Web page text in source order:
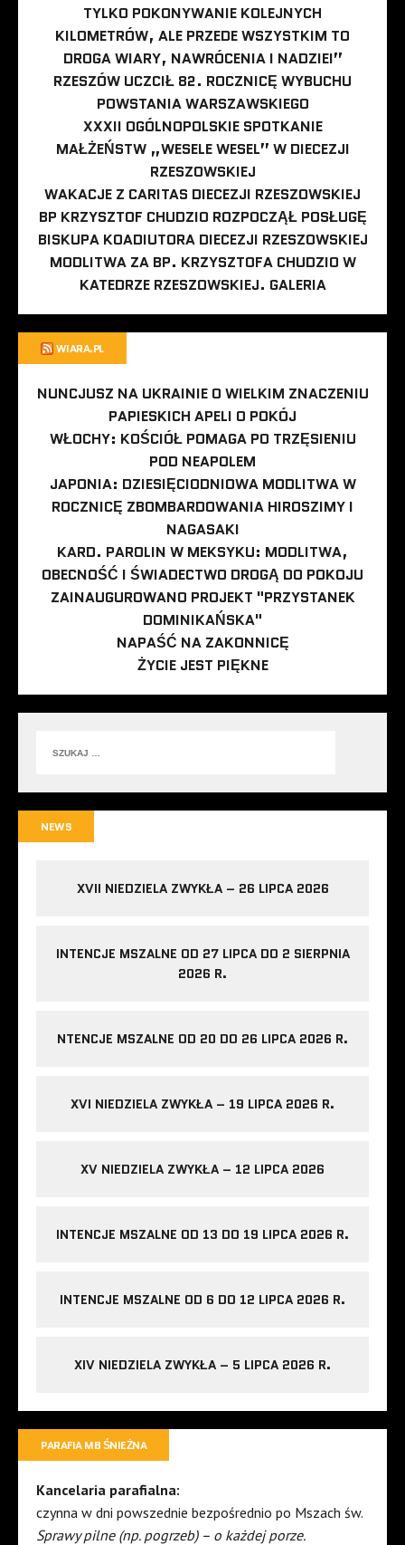
TYLKO POKONYWANIE KOLEJNYCH
KILOMETRÓW, ALE PRZEDE WSZYSTKIM TO
DROGA WIARY, NAWRÓCENIA I NADZIEI”
RZESZÓW UCZCIŁ 82. ROCZNICĘ WYBUCHU
POWSTANIA WARSZAWSKIEGO
XXXII OGÓLNOPOLSKIE SPOTKANIE
MAŁŻEŃSTW „WESELE WESEL” W DIECEZJI
RZESZOWSKIEJ
WAKACJE Z CARITAS DIECEZJI RZESZOWSKIEJ
BP KRZYSZTOF CHUDZIO ROZPOCZĄŁ POSŁUGĘ
BISKUPA KOADIUTORA DIECEZJI RZESZOWSKIEJ
MODLITWA ZA BP. KRZYSZTOFA CHUDZIO W
KATEDRZE RZESZOWSKIEJ. GALERIA
WIARA.PL
NUNCJUSZ NA UKRAINIE O WIELKIM ZNACZENIU
PAPIESKICH APELI O POKÓJ
WŁOCHY: KOŚCIÓŁ POMAGA PO TRZĘSIENIU
POD NEAPOLEM
JAPONIA: DZIESIĘCIODNIOWA MODLITWA W
ROCZNICĘ ZBOMBARDOWANIA HIROSZIMY I
NAGASAKI
KARD. PAROLIN W MEKSYKU: MODLITWA,
OBECNOŚĆ I ŚWIADECTWO DROGĄ DO POKOJU
ZAINAUGUROWANO PROJEKT "PRZYSTANEK
DOMINIKAŃSKA"
NAPAŚĆ NA ZAKONNICĘ
ŻYCIE JEST PIĘKNE
NEWS
XVII NIEDZIELA ZWYKŁA – 26 LIPCA 2026
INTENCJE MSZALNE OD 27 LIPCA DO 2 SIERPNIA
2026 R.
NTENCJE MSZALNE OD 20 DO 26 LIPCA 2026 R.
XVI NIEDZIELA ZWYKŁA – 19 LIPCA 2026 R.
XV NIEDZIELA ZWYKŁA – 12 LIPCA 2026
INTENCJE MSZALNE OD 13 DO 19 LIPCA 2026 R.
INTENCJE MSZALNE OD 6 DO 12 LIPCA 2026 R.
XIV NIEDZIELA ZWYKŁA – 5 LIPCA 2026 R.
PARAFIA MB ŚNIEŻNA
Kancelaria parafialna:
czynna w dni powszednie bezpośrednio po Mszach św.
Sprawy pilne (np. pogrzeb) – o każdej porze.